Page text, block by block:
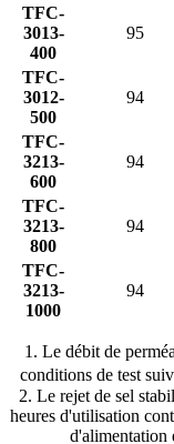
TFC-
3013-
400
95
TFC-
3012-
500
94
TFC-
3213-
600
94
TFC-
3213-
800
94
TFC-
3213-
1000
94
1. Le débit de
conditions de test
2. Le rejet de sel
heures d'utilisation
d'alimentation